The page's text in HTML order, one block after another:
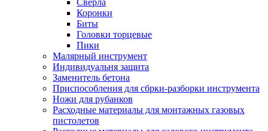
Коронки
Биты
Головки торцевые
Пики
Малярный инструмент
Индивидуальня защита
Заменитель бетона
Приспособления для сбрки-разборки инструмента
Ножи для рубанков
Расходные материалы для монтажных газовых
пистолетов